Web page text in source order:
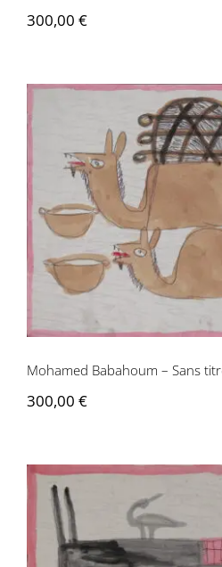
300,00 €
Mohamed
Mohamed Babahoum – Sans
300,00 €